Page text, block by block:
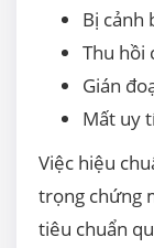
Bị cảnh
Thu hồi
Gián
Mất uy
Việc hiệu
trọng chứng
tiêu chuẩn